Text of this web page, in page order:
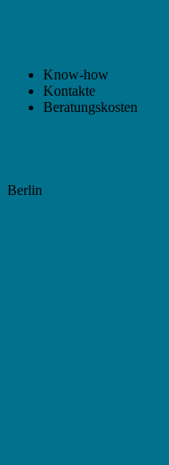
Know-how
Kontakte
Beratungskosten
Berlin